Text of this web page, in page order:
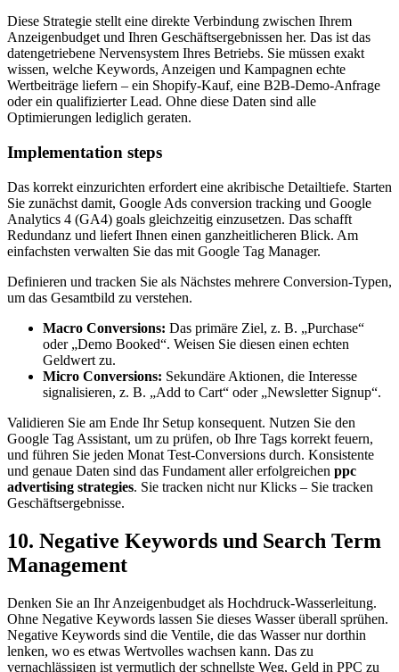
Diese Strategie stellt eine direkte Verbindung zwischen Ihrem
Anzeigenbudget und Ihren Geschäftsergebnissen her. Das ist das
datengetriebene Nervensystem Ihres Betriebs. Sie müssen exakt
wissen, welche Keywords, Anzeigen und Kampagnen echte
Wertbeiträge liefern – ein Shopify-Kauf, eine B2B-Demo-Anfrage
oder ein qualifizierter Lead. Ohne diese Daten sind alle
Optimierungen lediglich geraten.
Implementation steps
Das korrekt einzurichten erfordert eine akribische Detailtiefe. Starten
Sie zunächst damit, Google Ads conversion tracking und Google
Analytics 4 (GA4) goals gleichzeitig einzusetzen. Das schafft
Redundanz und liefert Ihnen einen ganzheitlicheren Blick. Am
einfachsten verwalten Sie das mit Google Tag Manager.
Definieren und tracken Sie als Nächstes mehrere Conversion-Typen,
um das Gesamtbild zu verstehen.
Macro Conversions: Das primäre Ziel, z. B. „Purchase“
oder „Demo Booked“. Weisen Sie diesen einen echten
Geldwert zu.
Micro Conversions: Sekundäre Aktionen, die Interesse
signalisieren, z. B. „Add to Cart“ oder „Newsletter Signup“.
Validieren Sie am Ende Ihr Setup konsequent. Nutzen Sie den
Google Tag Assistant, um zu prüfen, ob Ihre Tags korrekt feuern,
und führen Sie jeden Monat Test-Conversions durch. Konsistente
und genaue Daten sind das Fundament aller erfolgreichen ppc
advertising strategies. Sie tracken nicht nur Klicks – Sie tracken
Geschäftsergebnisse.
10. Negative Keywords und Search Term
Management
Denken Sie an Ihr Anzeigenbudget als Hochdruck-Wasserleitung.
Ohne Negative Keywords lassen Sie dieses Wasser überall sprühen.
Negative Keywords sind die Ventile, die das Wasser nur dorthin
lenken, wo es etwas Wertvolles wachsen kann. Das zu
vernachlässigen ist vermutlich der schnellste Weg, Geld in PPC zu